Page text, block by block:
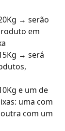
→ serão
em
→ será
e um de
uma com
com um